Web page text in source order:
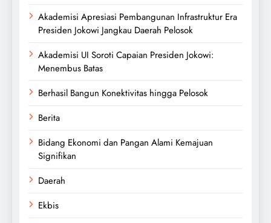
Akademisi Apresiasi Pembangunan Infrastruktur Era
Presiden Jokowi Jangkau Daerah Pelosok
Akademisi UI Soroti Capaian Presiden Jokowi:
Menembus Batas
Berhasil Bangun Konektivitas hingga Pelosok
Berita
Bidang Ekonomi dan Pangan Alami Kemajuan
Signifikan
Daerah
Ekbis